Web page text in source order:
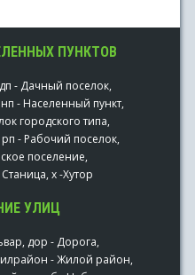
ПУНКТОВ
- Дачный поселок,
- Населенный пункт,
городского типа,
- Рабочий поселок,
поселение,
х -Хутор
УЛИЦ
дор - Дорога,
- Жилой район,